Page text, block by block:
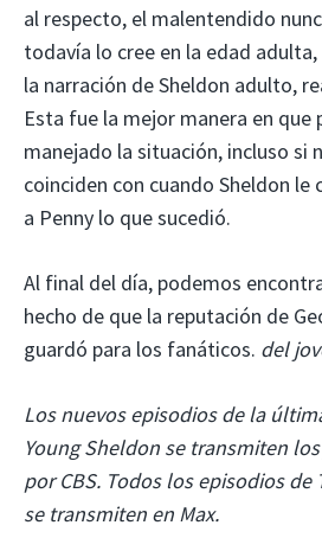
al respecto, el malentendido
todavía lo cree en la edad
la narración de Sheldon adulto,
Esta fue la mejor manera en que
manejado la situación, incluso si
coinciden con cuando Sheldon
a Penny lo que sucedió.
Al final del día, podemos
hecho de que la reputación de
guardó para los fanáticos. del
Los nuevos episodios de la
Young Sheldon se transmiten
por CBS. Todos los episodios de
se transmiten en Max.